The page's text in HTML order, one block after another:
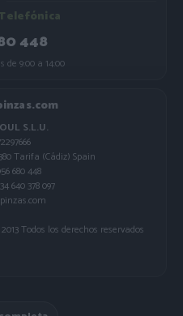
448
de 9:00 a 14:00
S.L.U.
Tarifa (Cádiz) Spain
680 448
640 378 097
Todos los derechos reservados